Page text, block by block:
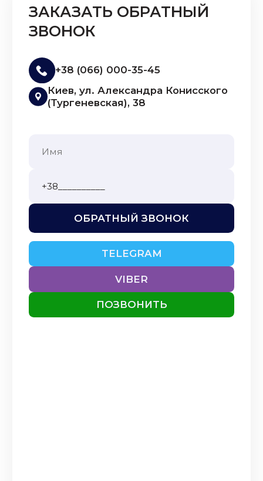
ЗАКАЗАТЬ ОБРАТНЫЙ
ЗВОНОК
+38 (066) 000-35-45
Киев, ул. Александра Конисского
(Тургеневская), 38
ОБРАТНЫЙ ЗВОНОК
TELEGRAM
VIBER
ПОЗВОНИТЬ